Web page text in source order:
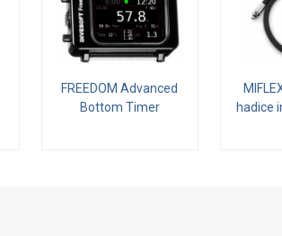
FREEDOM Advanced
Bottom Timer
hadice